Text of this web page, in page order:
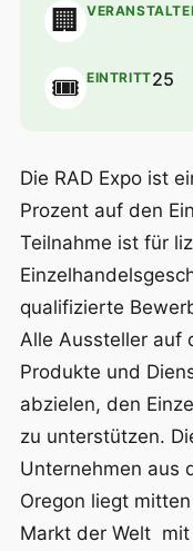
🏢
🎟 EINTRITT25
Die RAD Expo ist
Prozent auf den
Teilnahme ist für
qualifizierte
Alle Aussteller auf
Produkte und
abzielen, den
zu unterstützen.
Unternehmen aus
Oregon liegt
Markt der Welt mit